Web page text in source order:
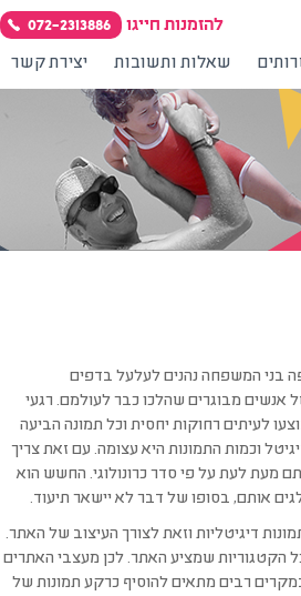
להזמנות חייגו
072-2313886
שאלות ותשובות יצירת קשר
בני המשפחה נהנים לעלעל בדפים
אנשים מבוגרים שהלכו כבר לעולמם. רגעי
לעיתים רחוקות יחסית וכל תמונה הביעה
וכמות התמונות היא עצומה. עם זאת צריך
מעת לעת על פי סדר כרונולוגי. החשש הוא
אותם, בסופו של דבר לא יישאר תיעוד.
דיגיטליות וזאת לצורך העיצוב של האתר.
הקטגוריות שמציע האתר. לכן מעצבי האתרים
רבים מתאים להוסיף כרקע תמונות של